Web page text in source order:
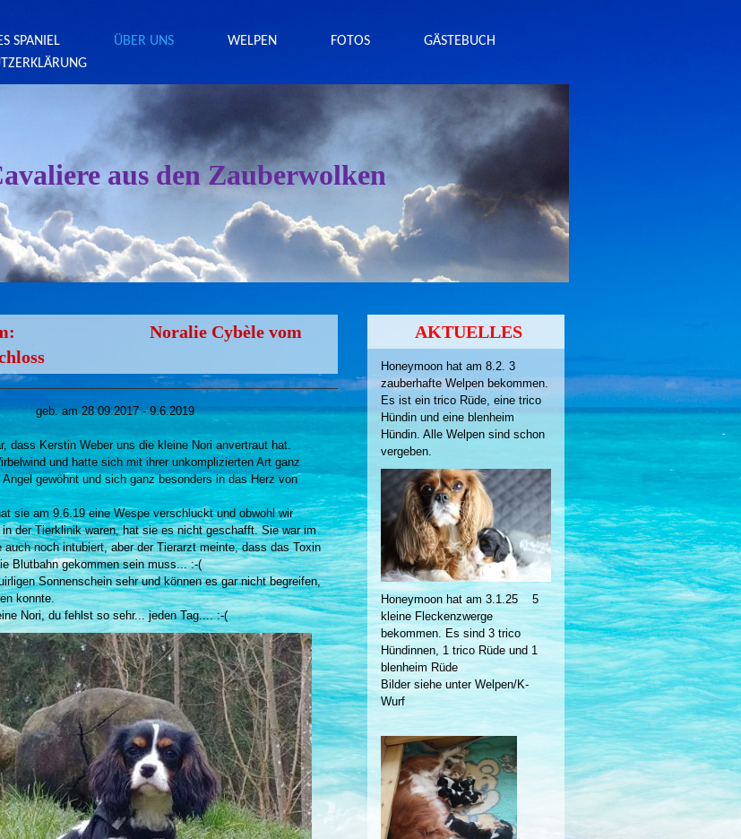
SPANIEL ÜBER UNS WELPEN FOTOS
GÄSTEBUCH
aus den Zauberwolken
Noralie Cybèle vom
geb. am 28.09.2017 - 9.6.2019
dass Kerstin Weber uns die kleine Nori anvertraut hat.
und hatte sich mit ihrer unkomplizierten Art ganz
gewöhnt und sich ganz besonders in das Herz von
sie am 9.6.19 eine Wespe verschluckt und obwohl wir
in der Tierklinik waren, hat sie es nicht geschafft. Sie war im
auch noch intubiert, aber der Tierarzt meinte, dass das Toxin
Blutbahn gekommen sein muss... :-(
Sonnenschein sehr und können es gar nicht begreifen,
konnte.
Nori, du fehlst so sehr... jeden Tag.... :-(
AKTUELLES
Honeymoon hat am 8.2. 3
zauberhafte Welpen bekommen.
Es ist ein trico Rüde, eine trico
Hündin und eine blenheim
Hündin. Alle Welpen sind schon
vergeben.
Honeymoon hat am 3.1.25 5
kleine Fleckenzwerge
bekommen. Es sind 3 trico
Hündinnen, 1 trico Rüde und 1
blenheim Rüde
Bilder siehe unter Welpen/K-
Wurf